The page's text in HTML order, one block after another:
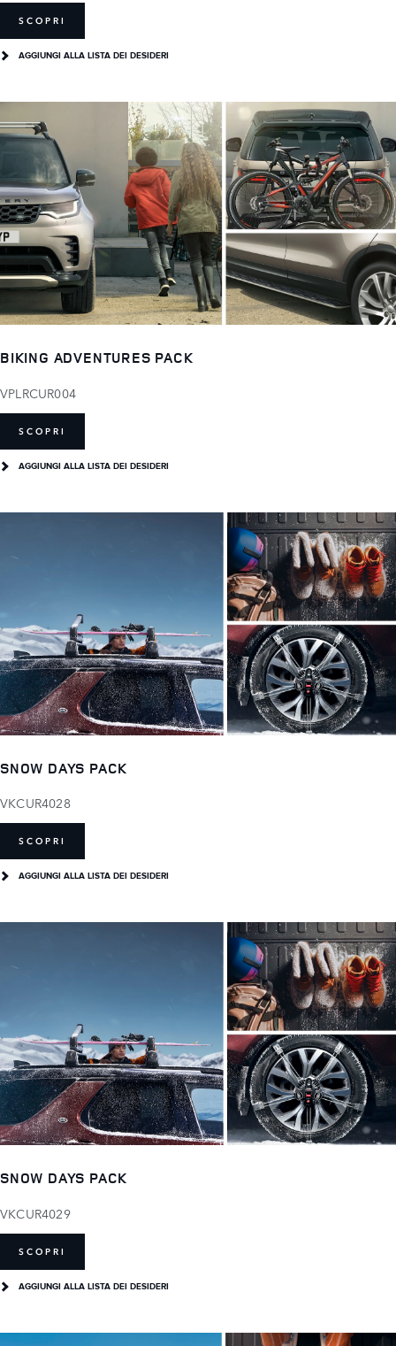
SCOPRI
AGGIUNGI ALLA LISTA DEI DESIDERI
BIKING ADVENTURES PACK
VPLRCUR004
SCOPRI
AGGIUNGI ALLA LISTA DEI DESIDERI
SNOW DAYS PACK
VKCUR4028
SCOPRI
AGGIUNGI ALLA LISTA DEI DESIDERI
SNOW DAYS PACK
VKCUR4029
SCOPRI
AGGIUNGI ALLA LISTA DEI DESIDERI